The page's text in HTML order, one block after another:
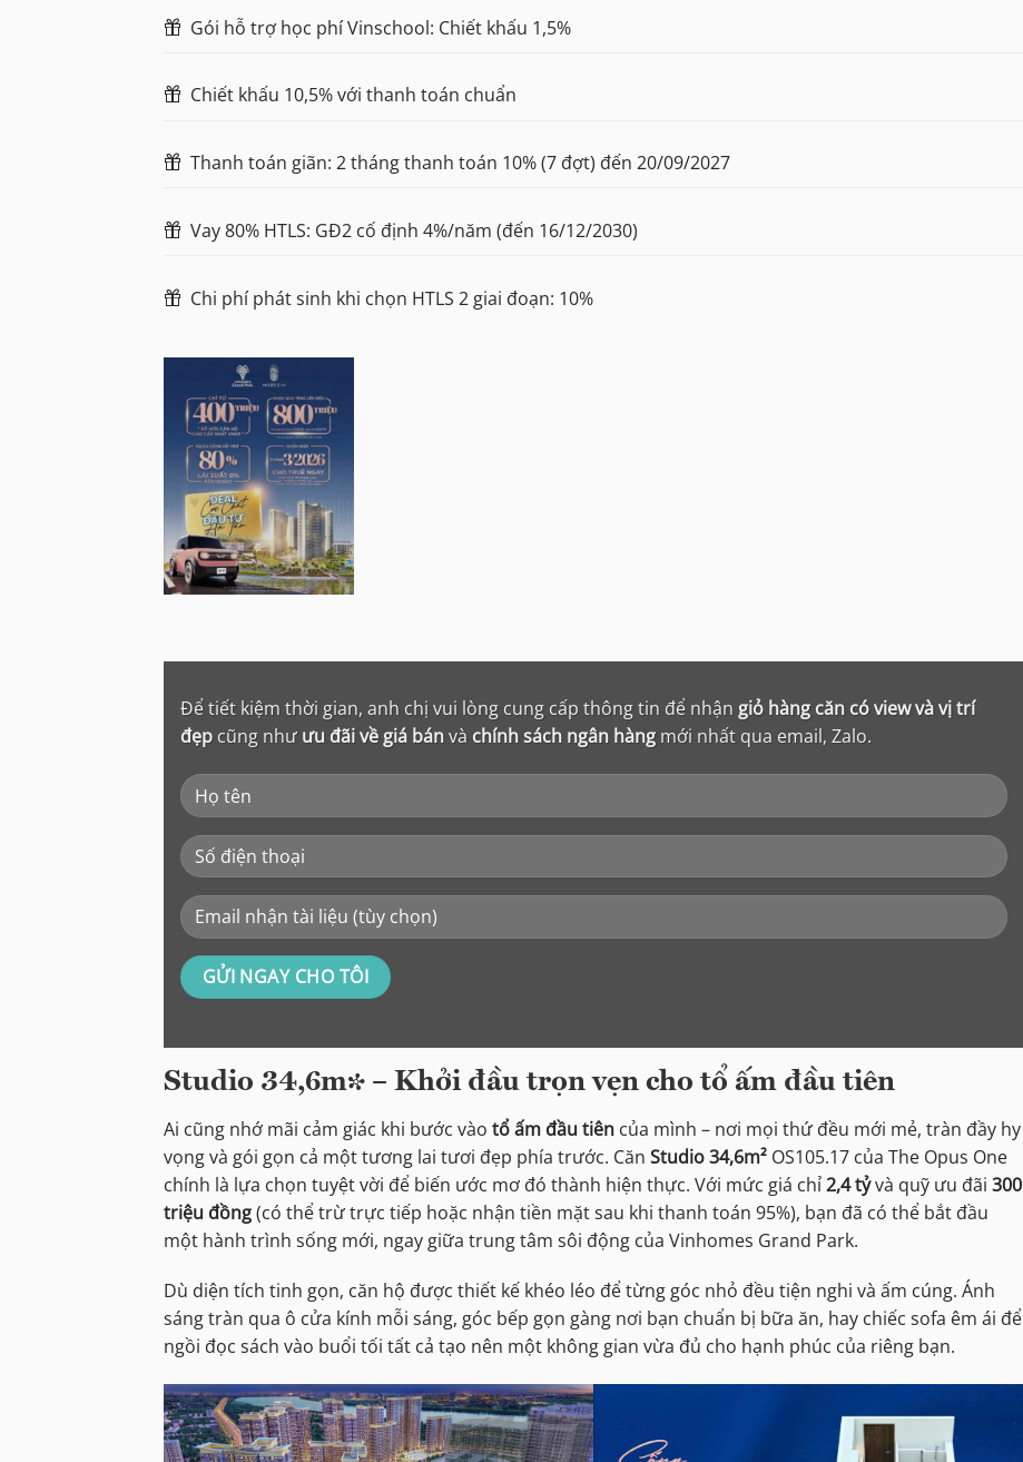
Gói hỗ trợ học phí Vinschool: Chiết khấu 1,5%
Chiết khấu 10,5% với thanh toán chuẩn
Thanh toán giãn: 2 tháng thanh toán 10% (7 đợt) đến 20/09/2027
Vay 80% HTLS: GĐ2 cố định 4%/năm (đến 16/12/2030)
Chi phí phát sinh khi chọn HTLS 2 giai đoạn: 10%
Để tiết kiệm thời gian, anh chị vui lòng cung cấp thông tin để nhận giỏ hàng căn có view và vị trí
đẹp cũng như ưu đãi về giá bán và chính sách ngân hàng mới nhất qua email, Zalo.
Studio 34,6m² – Khởi đầu trọn vẹn cho tổ ấm đầu tiên
Ai cũng nhớ mãi cảm giác khi bước vào tổ ấm đầu tiên của mình – nơi mọi thứ đều mới mẻ, tràn đầy hy
vọng và gói gọn cả một tương lai tươi đẹp phía trước. Căn Studio 34,6m² OS105.17 của The Opus One
chính là lựa chọn tuyệt vời để biến ước mơ đó thành hiện thực. Với mức giá chỉ2,4 tỷvà quỹ ưu đãi 300
triệu đồng(có thể trừ trực tiếp hoặc nhận tiền mặt sau khi thanh toán 95%), bạn đã có thể bắt đầu
một hành trình sống mới, ngay giữa trung tâm sôi động của Vinhomes Grand Park.
Dù diện tích tinh gọn, căn hộ được thiết kế khéo léo để từng góc nhỏ đều tiện nghi và ấm cúng. Ánh
sáng tràn qua ô cửa kính mỗi sáng, góc bếp gọn gàng nơi bạn chuẩn bị bữa ăn, hay chiếc sofa êm ái để
ngồi đọc sách vào buổi tối tất cả tạo nên một không gian vừa đủ cho hạnh phúc của riêng bạn.